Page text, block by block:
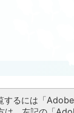
するには「